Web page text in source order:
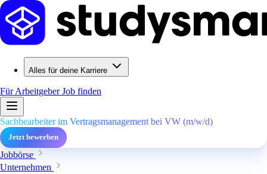
Alles für deine Karriere
Für ArbeitgeberJob finden
Sachbearbeiter im Vertragsmanagement bei VW (m/w/d)
Jetzt bewerben
Jobbörse
Unternehmen